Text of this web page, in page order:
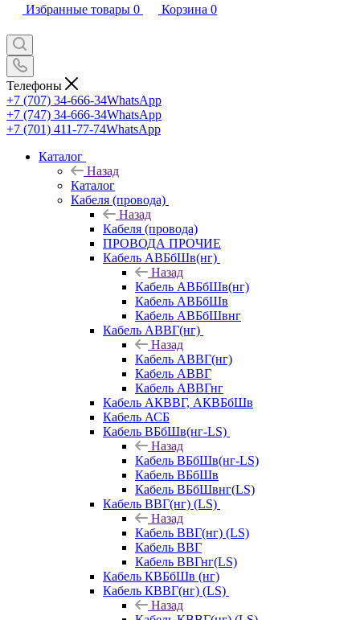
Избранные товары 0 Корзина 0
Телефоны
+7 (707) 34-666-34WhatsApp
+7 (747) 34-666-34WhatsApp
+7 (701) 411-77-74WhatsApp
Каталог
Назад
Каталог
Кабеля (провода)
Назад
Кабеля (провода)
ПРОВОДА ПРОЧИЕ
Кабель АВБбШв(нг)
Назад
Кабель АВБбШв(нг)
Кабель АВБбШв
Кабель АВБбШвнг
Кабель АВВГ(нг)
Назад
Кабель АВВГ(нг)
Кабель АВВГ
Кабель АВВГнг
Кабель АКВВГ, АКВБбШв
Кабель АСБ
Кабель ВБбШв(нг-LS)
Назад
Кабель ВБбШв(нг-LS)
Кабель ВБбШв
Кабель ВБбШвнг(LS)
Кабель ВВГ(нг) (LS)
Назад
Кабель ВВГ(нг) (LS)
Кабель ВВГ
Кабель ВВГнг(LS)
Кабель КВБбШв (нг)
Кабель КВВГ(нг) (LS)
Назад